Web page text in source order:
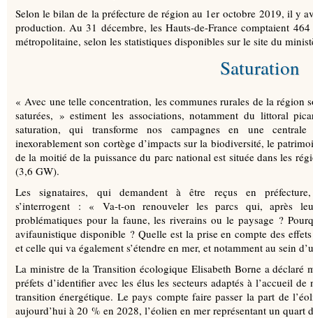
Selon le bilan de la préfecture de région au 1er octobre 2019, il y
production. Au 31 décembre, les Hauts-de-France comptaient
métropolitaine, selon les statistiques disponibles sur le site du
Saturation
« Avec une telle concentration, les communes rurales de la région
saturées, » estiment les associations, notamment du littoral
saturation, qui transforme nos campagnes en une centrale
inexorablement son cortège d’impacts sur la biodiversité, le
de la moitié de la puissance du parc national est située dans les
(3,6 GW).
Les signataires, qui demandent à être reçus en
s’interrogent : « Va-t-on renouveler les parcs qui, après
problématiques pour la faune, les riverains ou le paysage ?
avifaunistique disponible ? Quelle est la prise en compte des
et celle qui va également s’étendre en mer, et notamment au sein
La ministre de la Transition écologique Elisabeth Borne a déclaré
préfets d’identifier avec les élus les secteurs adaptés à l’accueil
transition énergétique. Le pays compte faire passer la part de
aujourd’hui à 20 % en 2028, l’éolien en mer représentant un quart